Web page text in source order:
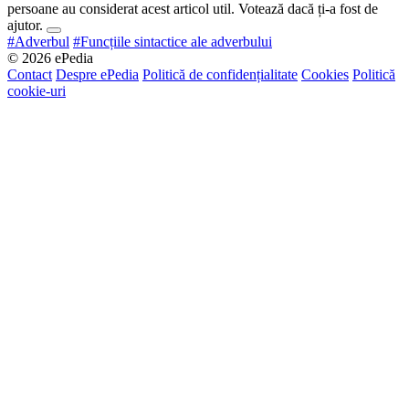
persoane au considerat acest articol util. Votează dacă ți-a fost de
ajutor.
#Adverbul #Funcțiile sintactice ale adverbului
© 2026 ePedia
Contact Despre ePedia Politică de confidențialitate Cookies Politică
cookie-uri